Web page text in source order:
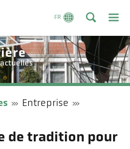
FR
Entreprise
de tradition pour